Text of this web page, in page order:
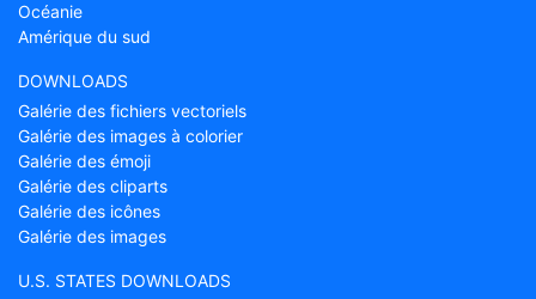
Océanie
Amérique du sud
DOWNLOADS
Galérie des fichiers vectoriels
Galérie des images à colorier
Galérie des émoji
Galérie des cliparts
Galérie des icônes
Galérie des images
U.S. STATES DOWNLOADS